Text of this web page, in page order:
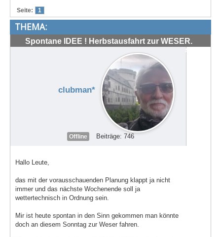
Treffen & Touren
Cafe-Ecke
Suche
Seite: 1
THEMA:
Spontane IDEE ! Herbstausfahrt zur WESER.
#72034
clubman*
Offline Beiträge: 746
Hallo Leute,
das mit der vorausschauenden Planung klappt ja nicht
immer und das nächste Wochenende soll ja
wettertechnisch in Ordnung sein.
Mir ist heute spontan in den Sinn gekommen man könnte
doch an diesem Sonntag zur Weser fahren.